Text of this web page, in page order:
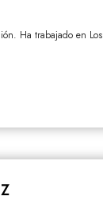
Ha trabajado en Los